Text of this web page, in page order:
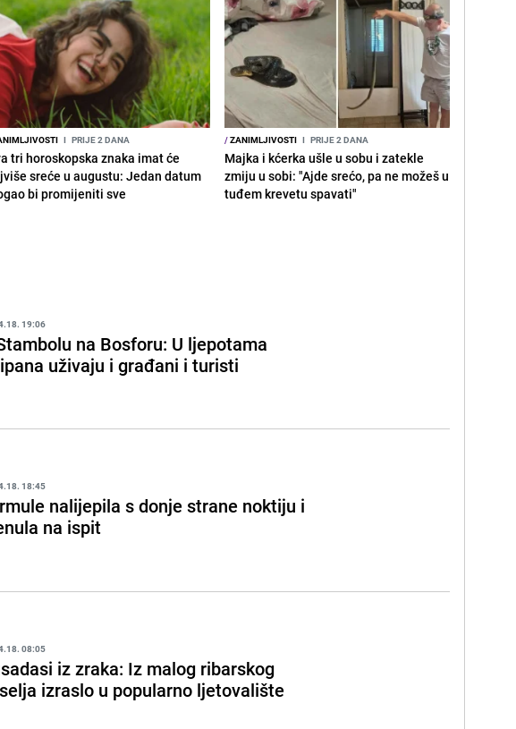
I PRIJE 2 DANA
tri horoskopska znaka imat će
sreće u augustu: Jedan datum
bi promijeniti sve
/ZANIMLJIVOSTI I PRIJE 2 DANA
Majka i kćerka ušle u sobu i zatekle
zmiju u sobi: "Ajde srećo, pa ne možeš u
tuđem krevetu spavati"
19:06
na Bosforu: U ljepotama
uživaju i građani i turisti
18:45
nalijepila s donje strane noktiju i
na ispit
08:05
iz zraka: Iz malog ribarskog
izraslo u popularno ljetovalište